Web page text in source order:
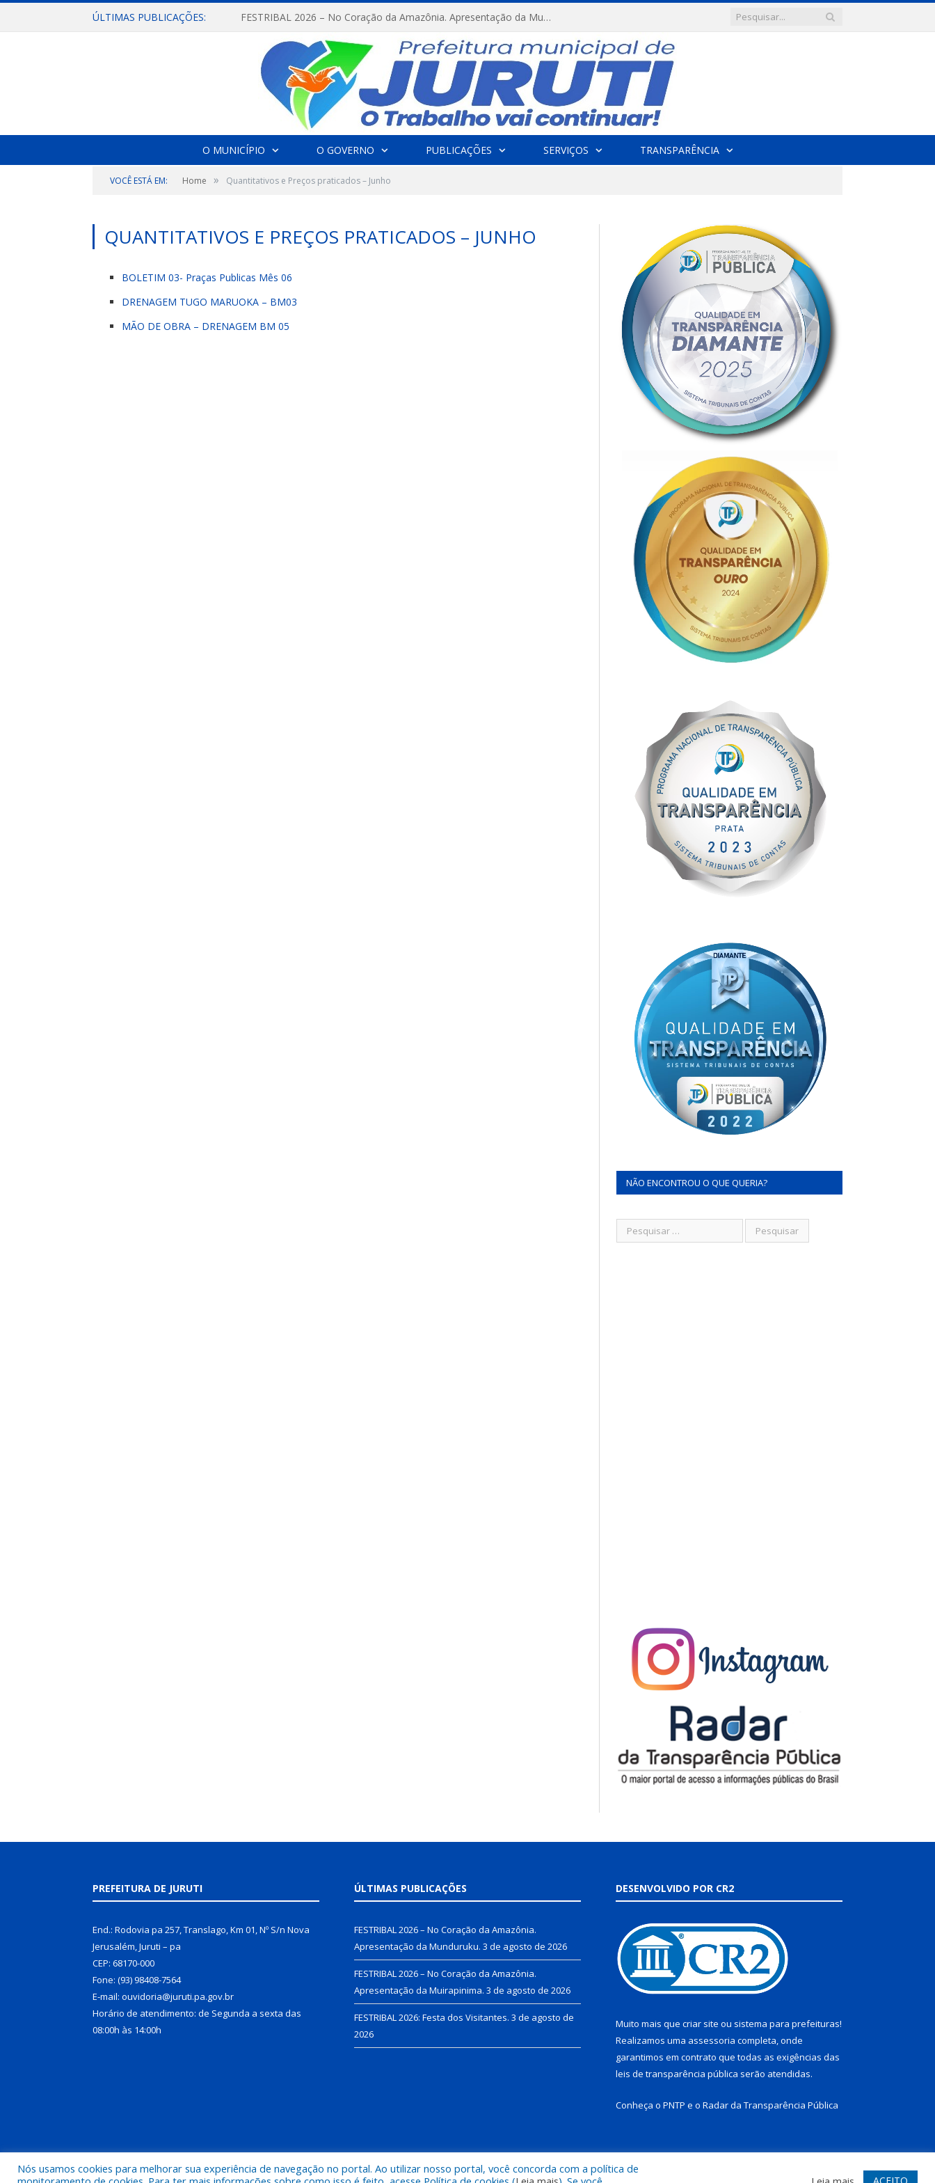
ÚLTIMAS PUBLICAÇÕES: FESTRIBAL 2026 – No Coração da Amazônia. Apresentação da Munduruku.
O MUNICÍPIO O GOVERNO PUBLICAÇÕES SERVIÇOS TRANSPARÊNCIA
VOCÊ ESTÁ EM: Home » Quantitativos e Preços praticados – Junho
QUANTITATIVOS E PREÇOS PRATICADOS – JUNHO
BOLETIM 03- Praças Publicas Mês 06
DRENAGEM TUGO MARUOKA – BM03
MÃO DE OBRA – DRENAGEM BM 05
NÃO ENCONTROU O QUE QUERIA?
PREFEITURA DE JURUTI
End.: Rodovia pa 257, Translago, Km 01, Nº S/n Nova
Jerusalém, Juruti – pa
CEP: 68170-000
Fone: (93) 98408-7564
E-mail: ouvidoria@juruti.pa.gov.br
Horário de atendimento: de Segunda a sexta das
08:00h às 14:00h
ÚLTIMAS PUBLICAÇÕES
FESTRIBAL 2026 – No Coração da Amazônia.
Apresentação da Munduruku. 3 de agosto de 2026
FESTRIBAL 2026 – No Coração da Amazônia.
Apresentação da Muirapinima. 3 de agosto de 2026
FESTRIBAL 2026: Festa dos Visitantes. 3 de agosto de
2026
DESENVOLVIDO POR CR2
Muito mais que criar site ou sistema para prefeituras!
Realizamos uma assessoria completa, onde
garantimos em contrato que todas as exigências das
leis de transparência pública serão atendidas.
Conheça o PNTP e o Radar da Transparência Pública
Todos os direitos reservados a Prefeitura Municipal de Juruti. Mapa do Site Acessar Webmail
Nós usamos cookies para melhorar sua experiência de navegação no portal. Ao utilizar nosso portal, você concorda com a política de
ACEITO